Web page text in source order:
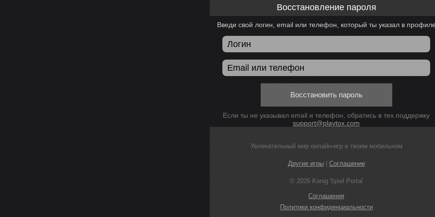
Восстановление пароля
Введи свой логин, email или телефон, который ты указал в
Восстановить пароль
Если ты не указывал email и телефон, обратись в тех.поддержку
support@playtox.com
Увлекательный мир онлайн-игр в твоем мобильном
Другие игры| Соглашение
© 2026 Konig Spiel Portal
Соглашения
Политики конфиденциальности